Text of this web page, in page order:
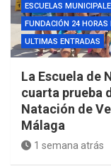
ESCUELAS
FUNDACIÓN 24 HORAS
ULTIMAS ENTRADAS
La Escuela de
cuarta prueba
Natación de
Málaga
1 semana atrás